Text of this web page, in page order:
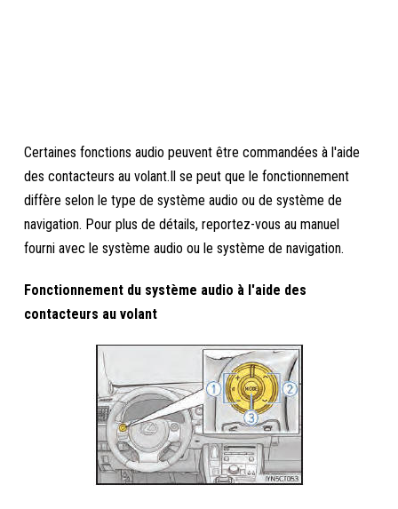
Certaines fonctions audio peuvent être commandées à l'aide
des contacteurs au volant.Il se peut que le fonctionnement
diffère selon le type de système audio ou de système de
navigation. Pour plus de détails, reportez-vous au manuel
fourni avec le système audio ou le système de navigation.
Fonctionnement du système audio à l'aide des
contacteurs au volant